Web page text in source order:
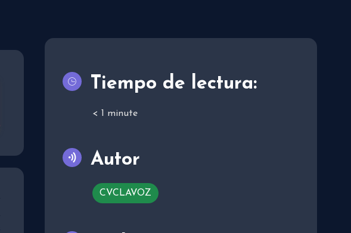
Tiempo de lectura:
< 1 minute
Autor
CVCLAVOZ